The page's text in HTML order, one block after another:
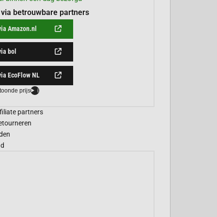
betrouwbare partners
Amazon.nl
bol
EcoFlow NL
prijs i
partners